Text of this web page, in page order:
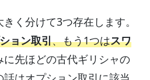
く分けて3つ存在します。
ョン取引、もう1つはスワ
に先ほどの古代ギリシャの